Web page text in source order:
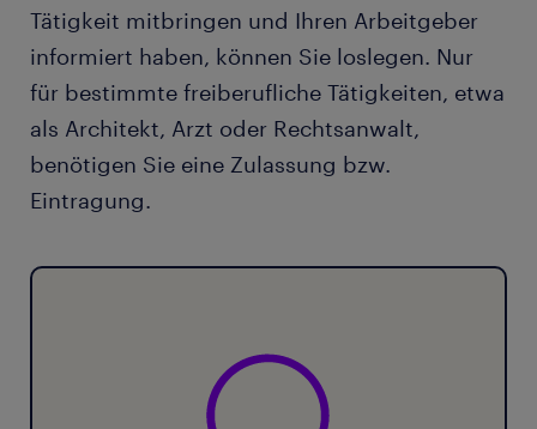
Tätigkeit mitbringen und Ihren Arbeitgeber
informiert haben, können Sie loslegen. Nur
für bestimmte freiberufliche Tätigkeiten, etwa
als Architekt, Arzt oder Rechtsanwalt,
benötigen Sie eine Zulassung bzw.
Eintragung.